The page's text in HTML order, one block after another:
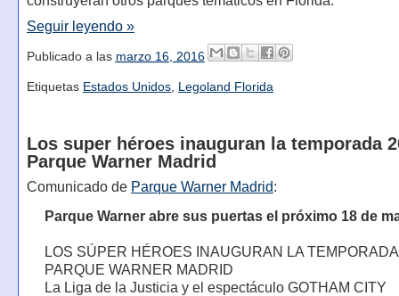
Seguir leyendo »
Publicado a las marzo 16, 2016
Etiquetas Estados Unidos, Legoland Florida
Los super héroes inauguran la temporada
Parque Warner Madrid
Comunicado de Parque Warner Madrid:
Parque Warner abre sus puertas el próximo 18 de
LOS SÚPER HÉROES INAUGURAN LA
PARQUE WARNER MADRID
La Liga de la Justicia y el espectáculo GOTHAM CITY